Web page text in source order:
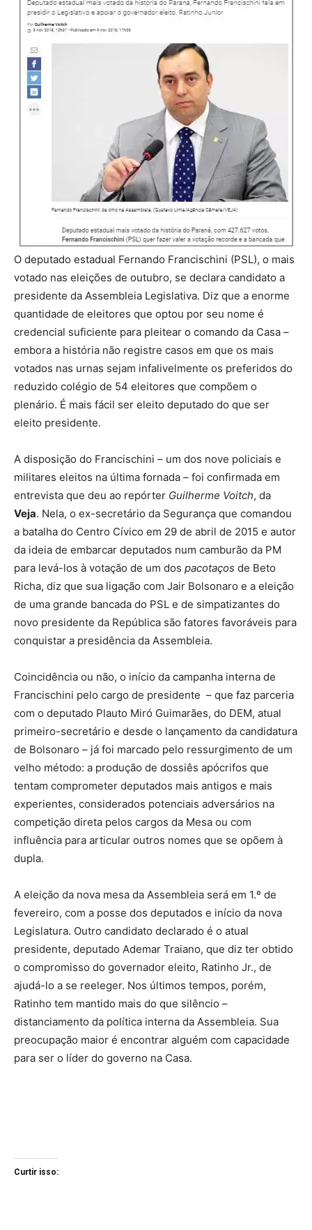
O deputado estadual Fernando Francischini (PSL), o mais
votado nas eleições de outubro, se declara candidato a
presidente da Assembleia Legislativa. Diz que a enorme
quantidade de eleitores que optou por seu nome é
credencial suficiente para pleitear o comando da Casa –
embora a história não registre casos em que os mais
votados nas urnas sejam infalivelmente os preferidos do
reduzido colégio de 54 eleitores que compõem o
plenário. É mais fácil ser eleito deputado do que ser
eleito presidente.
A disposição do Francischini – um dos nove policiais e
militares eleitos na última fornada – foi confirmada em
entrevista que deu ao repórter Guilherme Voitch, da
Veja. Nela, o ex-secretário da Segurança que comandou
a batalha do Centro Cívico em 29 de abril de 2015 e autor
da ideia de embarcar deputados num camburão da PM
para levá-los à votação de um dos pacotaços de Beto
Richa, diz que sua ligação com Jair Bolsonaro e a eleição
de uma grande bancada do PSL e de simpatizantes do
novo presidente da República são fatores favoráveis para
conquistar a presidência da Assembleia.
Coincidência ou não, o início da campanha interna de
Francischini pelo cargo de presidente – que faz parceria
com o deputado Plauto Miró Guimarães, do DEM, atual
primeiro-secretário e desde o lançamento da candidatura
de Bolsonaro – já foi marcado pelo ressurgimento de um
velho método: a produção de dossiês apócrifos que
tentam comprometer deputados mais antigos e mais
experientes, considerados potenciais adversários na
competição direta pelos cargos da Mesa ou com
influência para articular outros nomes que se opõem à
dupla.
A eleição da nova mesa da Assembleia será em 1.º de
fevereiro, com a posse dos deputados e início da nova
Legislatura. Outro candidato declarado é o atual
presidente, deputado Ademar Traiano, que diz ter obtido
o compromisso do governador eleito, Ratinho Jr., de
ajudá-lo a se reeleger. Nos últimos tempos, porém,
Ratinho tem mantido mais do que silêncio –
distanciamento da política interna da Assembleia. Sua
preocupação maior é encontrar alguém com capacidade
para ser o líder do governo na Casa.
Curtir isso: